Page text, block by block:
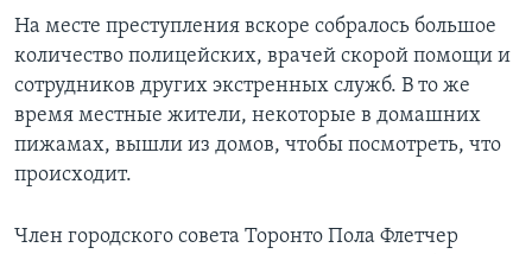
На месте преступления вскоре собралось большое
количество полицейских, врачей скорой помощи и
сотрудников других экстренных служб. В то же
время местные жители, некоторые в домашних
пижамах, вышли из домов, чтобы посмотреть, что
происходит.
Член городского совета Торонто Пола Флетчер